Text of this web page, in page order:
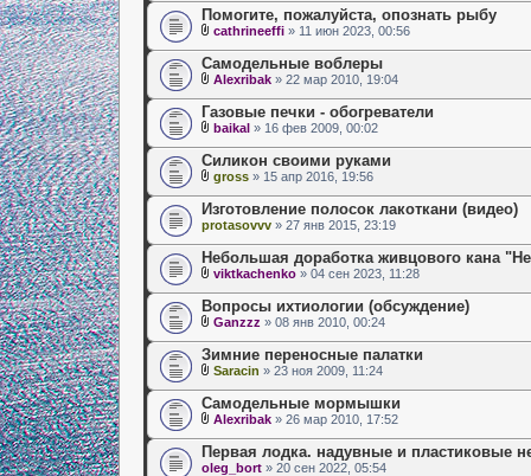
Помогите, пожалуйста, опознать рыбу
cathrineeffi » 11 июн 2023, 00:56
Самодельные воблеры
Alexribak » 22 мар 2010, 19:04
Газовые печки - обогреватели
baikal » 16 фев 2009, 00:02
Силикон своими руками
gross » 15 апр 2016, 19:56
Изготовление полосок лакоткани (видео)
protasovvv » 27 янв 2015, 23:19
Небольшая доработка живцового кана
viktkachenko » 04 сен 2023, 11:28
Вопросы ихтиологии (обсуждение)
Ganzzz » 08 янв 2010, 00:24
Зимние переносные палатки
Saracin » 23 ноя 2009, 11:24
Самодельные мормышки
Alexribak » 26 мар 2010, 17:52
Первая лодка. надувные и пластиковые
oleg_bort » 20 сен 2022, 05:54